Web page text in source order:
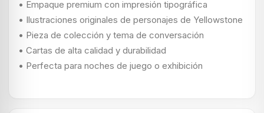
• Empaque premium con impresión tipográfica
• Ilustraciones originales de personajes de Yellowstone
• Pieza de colección y tema de conversación
• Cartas de alta calidad y durabilidad
• Perfecta para noches de juego o exhibición